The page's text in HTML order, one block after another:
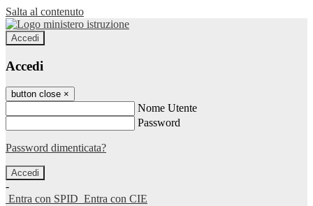
Salta al contenuto
Accedi
Accedi
button close ×
Nome Utente
Password
Password dimenticata?
-
Entra con SPID Entra con CIE